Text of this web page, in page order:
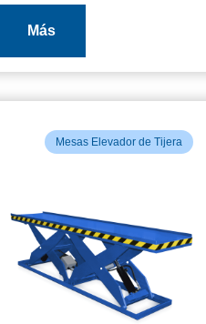
Más
Mesas Elevador de Tijera